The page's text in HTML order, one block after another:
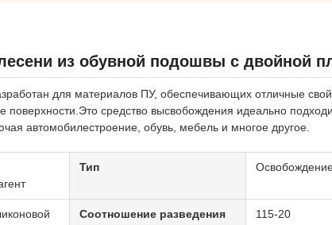
из обувной подошвы с двойной
для материалов ПУ, обеспечивающих отличные
поверхности.Это средство высвобождения идеально
автомобилестроение, обувь, мебель и многое другое.
Тип
Соотношение разведения 115-20